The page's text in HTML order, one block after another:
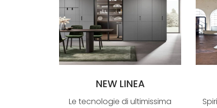
NEW LINEA
Le tecnologie di ultimissima